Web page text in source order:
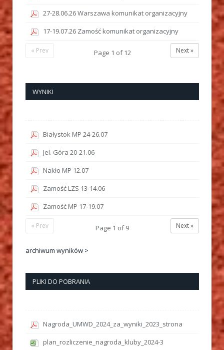
27-28.06.26 Warszawa komunikat organizacyjny
17-19.07.26 Zamość komunikat organizacyjny
Next »
Page 1 of12
« Prev
WYNIKI
Białystok MP 24-26.07
Jel. Góra 20-21.06
Nakło MP 12.07
Zamość LZS 13-14.06
Zamość MP 17-19.07
Next »
Page 1 of9
« Prev
archiwum wyników >
PLIKI DO POBRANIA
Nagroda_UMWD_2024_za_wyniki_2023_strona
plan_rozliczenie_nagroda_kluby_2024-3